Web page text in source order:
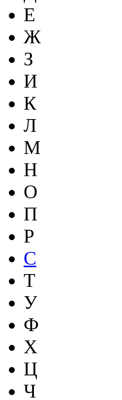
Е
Ж
З
И
К
Л
М
Н
О
П
Р
С
Т
У
Ф
Х
Ц
Ч